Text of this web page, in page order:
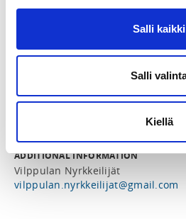
Salli kaikki
Salli
Kiellä
Nyrkkeily
PRICE
Kuntonyrkkeilyt 10 krt 50,00 €
ADDITIONAL INFORMATION
Vilppulan Nyrkkeilijät
vilppulan.nyrkkeilijat@gmail.com